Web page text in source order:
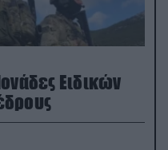
Ειδικών